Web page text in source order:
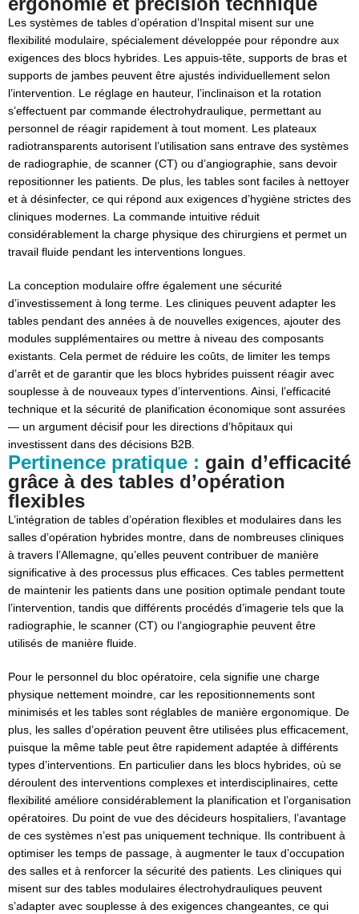
Les systèmes de tables d’opération d’Inspital misent sur une
flexibilité modulaire, spécialement développée pour répondre aux
exigences des blocs hybrides. Les appuis-tête, supports de bras et
supports de jambes peuvent être ajustés individuellement selon
l’intervention. Le réglage en hauteur, l’inclinaison et la rotation
s’effectuent par commande électrohydraulique, permettant au
personnel de réagir rapidement à tout moment. Les plateaux
radiotransparents autorisent l’utilisation sans entrave des systèmes
de radiographie, de scanner (CT) ou d’angiographie, sans devoir
repositionner les patients. De plus, les tables sont faciles à nettoyer
et à désinfecter, ce qui répond aux exigences d’hygiène strictes des
cliniques modernes. La commande intuitive réduit
considérablement la charge physique des chirurgiens et permet un
travail fluide pendant les interventions longues.
La conception modulaire offre également une sécurité
d’investissement à long terme. Les cliniques peuvent adapter les
tables pendant des années à de nouvelles exigences, ajouter des
modules supplémentaires ou mettre à niveau des composants
existants. Cela permet de réduire les coûts, de limiter les temps
d’arrêt et de garantir que les blocs hybrides puissent réagir avec
souplesse à de nouveaux types d’interventions. Ainsi, l’efficacité
technique et la sécurité de planification économique sont assurées
— un argument décisif pour les directions d’hôpitaux qui
investissent dans des décisions B2B.
Pertinence pratique : gain d’efficacité
grâce à des tables d’opération
flexibles
L’intégration de tables d’opération flexibles et modulaires dans les
salles d’opération hybrides montre, dans de nombreuses cliniques
à travers l’Allemagne, qu’elles peuvent contribuer de manière
significative à des processus plus efficaces. Ces tables permettent
de maintenir les patients dans une position optimale pendant toute
l’intervention, tandis que différents procédés d’imagerie tels que la
radiographie, le scanner (CT) ou l’angiographie peuvent être
utilisés de manière fluide.
Pour le personnel du bloc opératoire, cela signifie une charge
physique nettement moindre, car les repositionnements sont
minimisés et les tables sont réglables de manière ergonomique. De
plus, les salles d’opération peuvent être utilisées plus efficacement,
puisque la même table peut être rapidement adaptée à différents
types d’interventions. En particulier dans les blocs hybrides, où se
déroulent des interventions complexes et interdisciplinaires, cette
flexibilité améliore considérablement la planification et l’organisation
opératoires. Du point de vue des décideurs hospitaliers, l’avantage
de ces systèmes n’est pas uniquement technique. Ils contribuent à
optimiser les temps de passage, à augmenter le taux d’occupation
des salles et à renforcer la sécurité des patients. Les cliniques qui
misent sur des tables modulaires électrohydrauliques peuvent
s’adapter avec souplesse à des exigences changeantes, ce qui